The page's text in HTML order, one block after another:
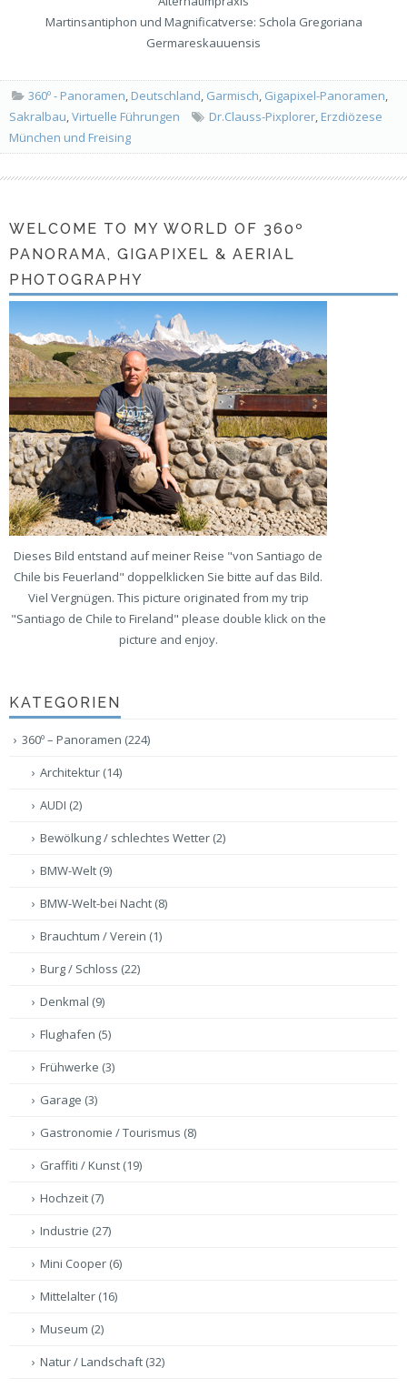
Martinsantiphon und Magnificatverse: Schola Gregoriana
Germareskauuensis
360º - Panoramen, Deutschland, Garmisch, Gigapixel-Panoramen,
Sakralbau,Virtuelle Führungen Dr.Clauss-Pixplorer, Erzdiözese
München und Freising
WELCOME TO MY WORLD OF 360º
PANORAMA, GIGAPIXEL & AERIAL
PHOTOGRAPHY
Dieses Bild entstand auf meiner Reise "von Santiago de
Chile bis Feuerland" doppelklicken Sie bitte auf das Bild.
Viel Vergnügen. This picture originated from my trip
"Santiago de Chile to Fireland" please double klick on the
picture and enjoy.
KATEGORIEN
360º – Panoramen (224)
Architektur (14)
AUDI (2)
Bewölkung / schlechtes Wetter (2)
BMW-Welt (9)
BMW-Welt-bei Nacht (8)
Brauchtum / Verein (1)
Burg / Schloss (22)
Denkmal (9)
Flughafen (5)
Frühwerke (3)
Garage (3)
Gastronomie / Tourismus (8)
Graffiti / Kunst (19)
Hochzeit (7)
Industrie (27)
Mini Cooper (6)
Mittelalter (16)
Museum (2)
Natur / Landschaft (32)